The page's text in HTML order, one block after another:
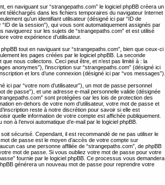
en naviguant sur “strangepaths.com” le logiciel phpBB créera un
téléchargés dans les fichiers temporaires du navigateur Internet
qu’un identifiant utilisateur (désigné ici par “ID de
de la session”), qui vous sont automatiquement assignés par
naviguerez sur les sujets de “strangepaths.com” et est utilisé
votre expérience d’utilisateur.
tout en naviguant sur “strangepaths.com”, bien que ceux-ci
les pages créées par le logiciel phpBB. La seconde
nous collectons. Ceci peut être, et n’est pas limité à : la
anonymes”), l’inscription sur “strangepaths.com” (désigné ici
et lors d’une connexion (désigné ici par “vos messages”).
ici par “votre nom d’utilisateur”), un mot de passe personnel
de passe”), et une adresse e-mail personnelle valide (désignée
sont protégées oar les lois de protection des
en-dehors de votre nom d’utilisateur, votre mot de passe et
reste à notre discrétion pour savoir si elle est
quelle information de votre compte est affichée publiquement.
à l’envoi automatique d’e-mail par le logiciel phpBB.
sécurisé. Cependant, il est recommandé de ne pas utiliser le
de passe est le moyen d’accès de votre compte sur
cas une personne affiliée de “strangepaths.com”, de phpBB
mot de passe. Si vous oubliez votre mot de passe pour votre
fournie par le logiciel phpBB. Ce processus vous demandera
générera un nouveau mot de passe pour reprendre votre